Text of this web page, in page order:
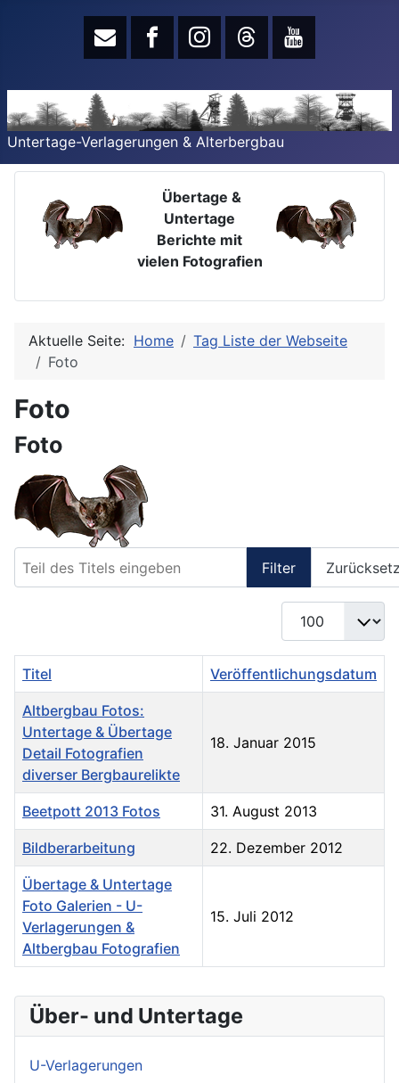
Untertage-Verlagerungen & Alterbergbau
Übertage &
Untertage
Berichte mit
vielen Fotografien
Aktuelle Seite: Home
Tag Liste der Webseite
Foto
Foto
Foto
Filter
Anzeige #
Titel Veröffentlichungsdatum
Altbergbau Fotos:
Untertage & Übertage
Detail Fotografien
diverser Bergbaurelikte
18. Januar 2015
Beetpott 2013 Fotos 31. August 2013
Bildberarbeitung 22. Dezember 2012
Übertage & Untertage
Foto Galerien - U-
Verlagerungen &
Altbergbau Fotografien
15. Juli 2012
Über- und Untertage
U-Verlagerungen